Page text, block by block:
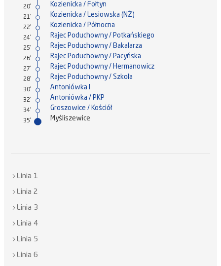
20' Kozienicka / Fołtyn
21' Kozienicka / Lesiowska (NŻ)
22' Kozienicka / Północna
24' Rajec Poduchowny / Potkańskiego
25' Rajec Poduchowny / Bakalarza
26' Rajec Poduchowny / Pacyńska
27' Rajec Poduchowny / Hermanowicz
28' Rajec Poduchowny / Szkoła
30' Antoniówka I
32' Antoniówka / PKP
34' Groszowice / Kościół
35' Myśliszewice
Linia 1
Linia 2
Linia 3
Linia 4
Linia 5
Linia 6